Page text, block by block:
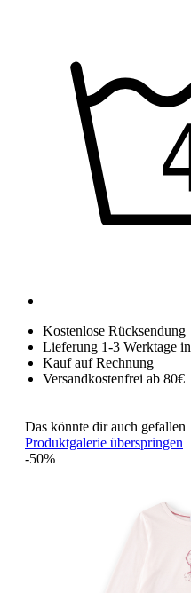
Kostenlose Rücksendung
Lieferung 1-3 Werktage
Kauf auf Rechnung
Versandkostenfrei ab 80€
Das könnte dir auch gefallen
Produktgalerie überspringen
-50%